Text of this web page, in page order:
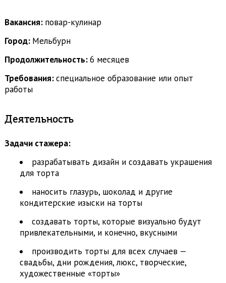
Вакансия: повар-кулинар
Город: Мельбурн
Продолжительность:6 месяцев
Требования:специальное образование или опыт
работы
Деятельность
Задачи стажера:
разрабатывать дизайн и создавать украшения
для торта
наносить глазурь, шоколад и другие
кондитерские изыски на торты
создавать торты, которые визуально будут
привлекательными, и конечно, вкусными
производить торты для всех случаев —
свадьбы, дни рождения, люкс, творческие,
художественные «торты»